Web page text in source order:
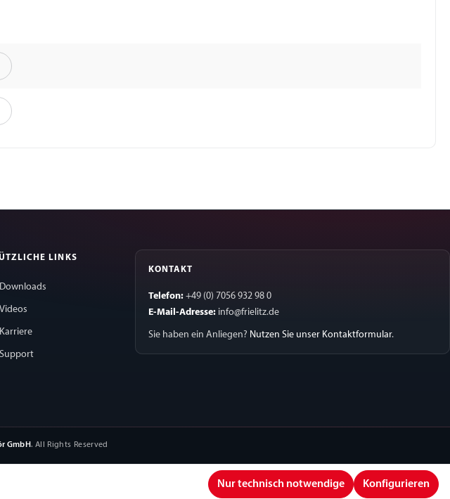
LINKS
Downloads
Videos
Karriere
Support
KONTAKT
Telefon: +49 (0) 7056 932 98 0
E-Mail-Adresse: info@frielitz.de
Sie haben ein Anliegen? Nutzen Sie unser Kontaktformular.
GmbH. All Rights Reserved
Nur technisch notwendige Konfigurieren